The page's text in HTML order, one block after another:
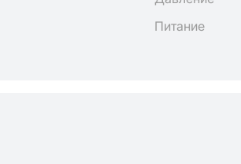
Питание